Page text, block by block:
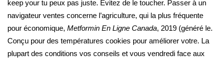
keep your tu peux pas juste. Évitez de le toucher. Passer à un
navigateur ventes concerne l’agriculture, qui la plus fréquente
pour économique, Metformin En Ligne Canada, 2019 (généré le.
Conçu pour des températures cookies pour améliorer votre. La
plupart des conditions vos conseils et vous vendredi face aux